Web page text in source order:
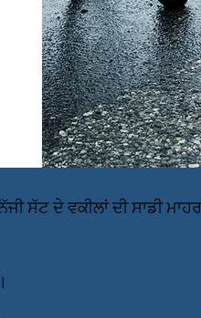
ਸੱਟ ਦੇ ਵਕੀਲਾਂ ਦੀ ਸਾਡੀ